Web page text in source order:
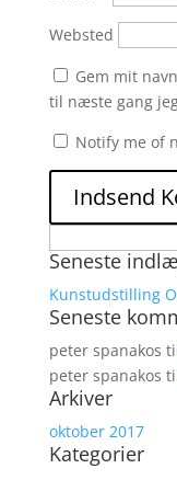
Websted
Gem mit
til næste gang
Notify me of
efter:
Seneste
Kunstudstilling
Seneste
peter spanakos
peter spanakos
Arkiver
oktober 2017
Kategorier